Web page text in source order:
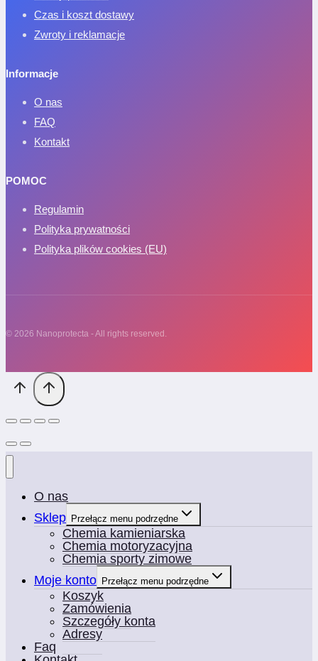
Czas i koszt dostawy
Zwroty i reklamacje
Informacje
O nas
FAQ
Kontakt
POMOC
Regulamin
Polityka prywatności
Polityka plików cookies (EU)
© 2026 Nanoprotecta - All rights reserved.
O nas
Sklep Przełącz menu podrzędne
Chemia kamieniarska
Chemia motoryzacyjna
Chemia sporty zimowe
Moje konto Przełącz menu podrzędne
Koszyk
Zamówienia
Szczegóły konta
Adresy
Faq